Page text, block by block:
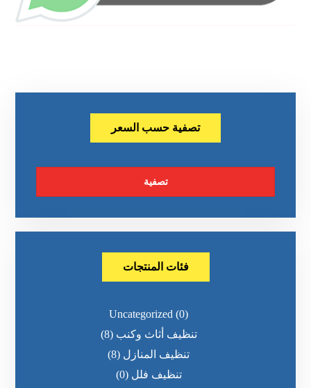
تصفية حسب السعر
تصفية
فئات المنتجات
Uncategorized (0)
تنظيف أثاث وكنب (8)
تنظيف المنازل (8)
تنظيف فلل (0)